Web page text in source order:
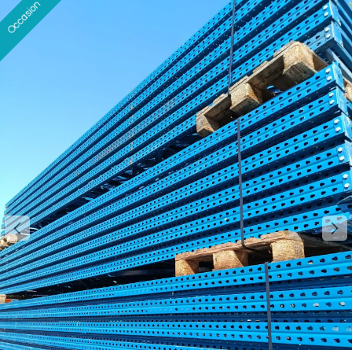
Occasion
Occasion